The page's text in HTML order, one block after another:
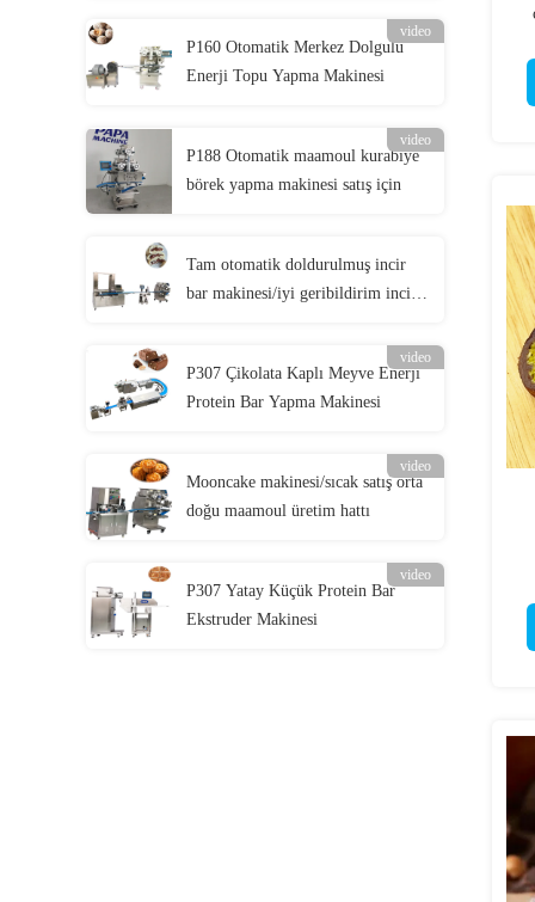
video
P160 Otomatik Merkez Dolgulu
Enerji Topu Yapma Makinesi
video
P188 Otomatik maamoul kurabiye
börek yapma makinesi satış için
Tam otomatik doldurulmuş incir
bar makinesi/iyi geribildirim incir
video
P307 Çikolata Kaplı Meyve Enerji
Protein Bar Yapma Makinesi
video
Mooncake makinesi/sıcak satış orta
doğu maamoul üretim hattı
video
P307 Yatay Küçük Protein Bar
Ekstruder Makinesi